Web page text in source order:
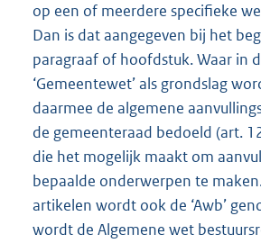
op een of meerdere specifieke
Dan is dat aangegeven bij het
paragraaf of hoofdstuk. Waar in
‘Gemeentewet’ als grondslag
daarmee de algemene
de gemeenteraad bedoeld (art.
die het mogelijk maakt om
bepaalde onderwerpen te
artikelen wordt ook de ‘Awb’
wordt de Algemene wet